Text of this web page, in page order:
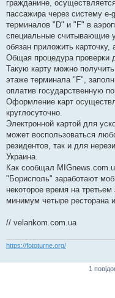
н
я
гражданине,
пассажира через систему
терминалов "D" и "F" в
специальные считывающие
обязан приложить карточку,
Общая процедура проверки
Такую карту можно
этаже терминала "F",
оплатив государственную
Оформление карт
круглосуточно.
Электронной картой для
может воспользоваться
резидентов, так и для
Украина.
Как сообщал
"Борисполь" заработают
некоторое время на
минимум четыре ресторана
// velankom.com.ua
https://fototurne.org/
1